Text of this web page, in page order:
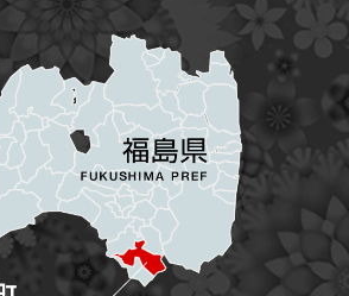
塙町